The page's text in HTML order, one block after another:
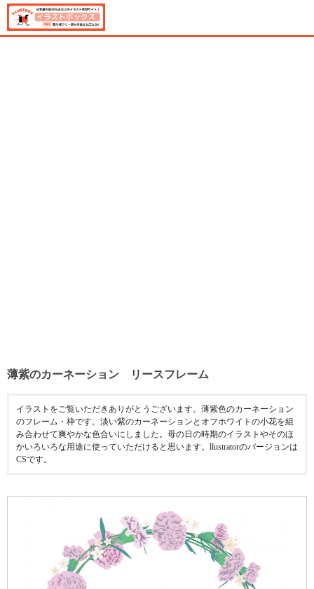
薄紫のカーネーション リースフレーム
イラストをご覧いただきありがとうございます。薄紫色のカーネーション
のフレーム・枠です。淡い紫のカーネーションとオフホワイトの小花を組
み合わせて爽やかな色合いにしました。母の日の時期のイラストやそのほ
かいろいろな用途に使っていただけると思います。llustratorのバージョンは
CSです。